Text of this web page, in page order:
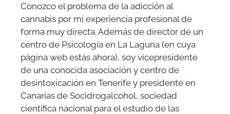
Conozco el problema de la adicción al
cannabis por mi experiencia profesional de
forma muy directa. Además de director de un
centro de Psicología en La Laguna (en cuya
página web estás ahora), soy vicepresidente
de una conocida asociación y centro de
desintoxicación en Tenerife y presidente en
Canarias de Socidrogalcohol, sociedad
científica nacional para el estudio de las